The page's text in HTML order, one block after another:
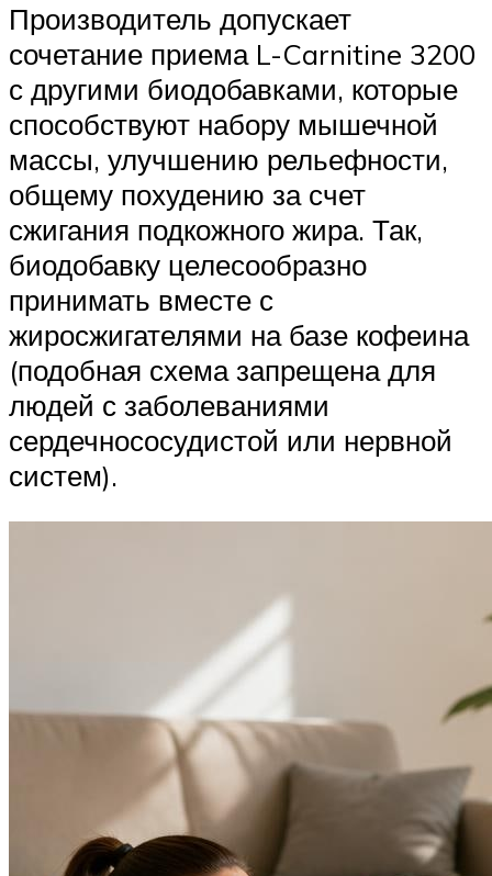
Производитель допускает
сочетание приема L-Carnitine 3200
с другими биодобавками, которые
способствуют набору мышечной
массы, улучшению рельефности,
общему похудению за счет
сжигания подкожного жира. Так,
биодобавку целесообразно
принимать вместе с
жиросжигателями на базе кофеина
(подобная схема запрещена для
людей с заболеваниями
сердечнососудистой или нервной
систем).